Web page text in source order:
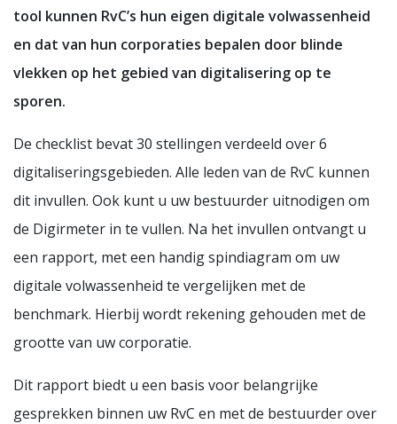
tool kunnen RvC’s hun eigen digitale volwassenheid
en dat van hun corporaties bepalen door blinde
vlekken op het gebied van digitalisering op te
sporen.
De checklist bevat 30 stellingen verdeeld over 6
digitaliseringsgebieden. Alle leden van de RvC kunnen
dit invullen. Ook kunt u uw bestuurder uitnodigen om
de Digirmeter in te vullen. Na het invullen ontvangt u
een rapport, met een handig spindiagram om uw
digitale volwassenheid te vergelijken met de
benchmark. Hierbij wordt rekening gehouden met de
grootte van uw corporatie.
Dit rapport biedt u een basis voor belangrijke
gesprekken binnen uw RvC en met de bestuurder over